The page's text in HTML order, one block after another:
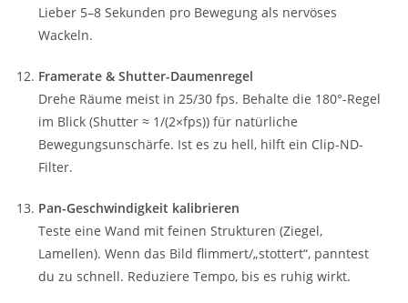
Lieber 5–8 Sekunden pro Bewegung als nervöses
Wackeln.
Framerate & Shutter-Daumenregel
Drehe Räume meist in 25/30 fps. Behalte die 180°-Regel
im Blick (Shutter ≈ 1/(2×fps)) für natürliche
Bewegungsunschärfe. Ist es zu hell, hilft ein Clip-ND-
Filter.
Pan-Geschwindigkeit kalibrieren
Teste eine Wand mit feinen Strukturen (Ziegel,
Lamellen). Wenn das Bild flimmert/„stottert“, panntest
du zu schnell. Reduziere Tempo, bis es ruhig wirkt.